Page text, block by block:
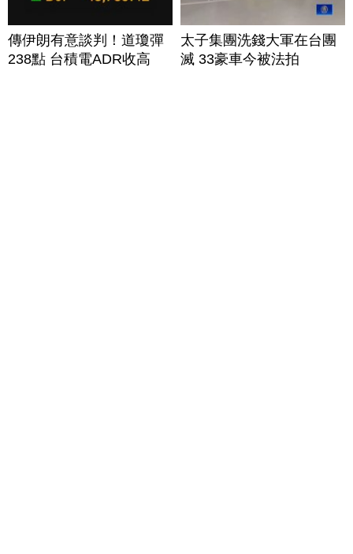
傳伊朗有意談判！道瓊彈
238點 台積電ADR收高
太子集團洗錢大軍在台團
滅 33豪車今被法拍